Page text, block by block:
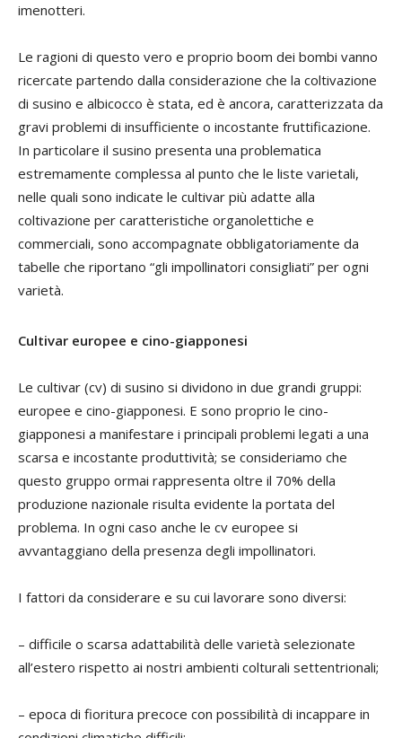
imenotteri.
Le ragioni di questo vero e proprio boom dei bombi vanno
ricercate partendo dalla considerazione che la coltivazione
di susino e albicocco è stata, ed è ancora, caratterizzata da
gravi problemi di insufficiente o incostante fruttificazione.
In particolare il susino presenta una problematica
estremamente complessa al punto che le liste varietali,
nelle quali sono indicate le cultivar più adatte alla
coltivazione per caratteristiche organolettiche e
commerciali, sono accompagnate obbligatoriamente da
tabelle che riportano “gli impollinatori consigliati” per ogni
varietà.
Cultivar europee e cino-giapponesi
Le cultivar (cv) di susino si dividono in due grandi gruppi:
europee e cino-giapponesi. E sono proprio le cino-
giapponesi a manifestare i principali problemi legati a una
scarsa e incostante produttività; se consideriamo che
questo gruppo ormai rappresenta oltre il 70% della
produzione nazionale risulta evidente la portata del
problema. In ogni caso anche le cv europee si
avvantaggiano della presenza degli impollinatori.
I fattori da considerare e su cui lavorare sono diversi:
– difficile o scarsa adattabilità delle varietà selezionate
all’estero rispetto ai nostri ambienti colturali settentrionali;
– epoca di fioritura precoce con possibilità di incappare in